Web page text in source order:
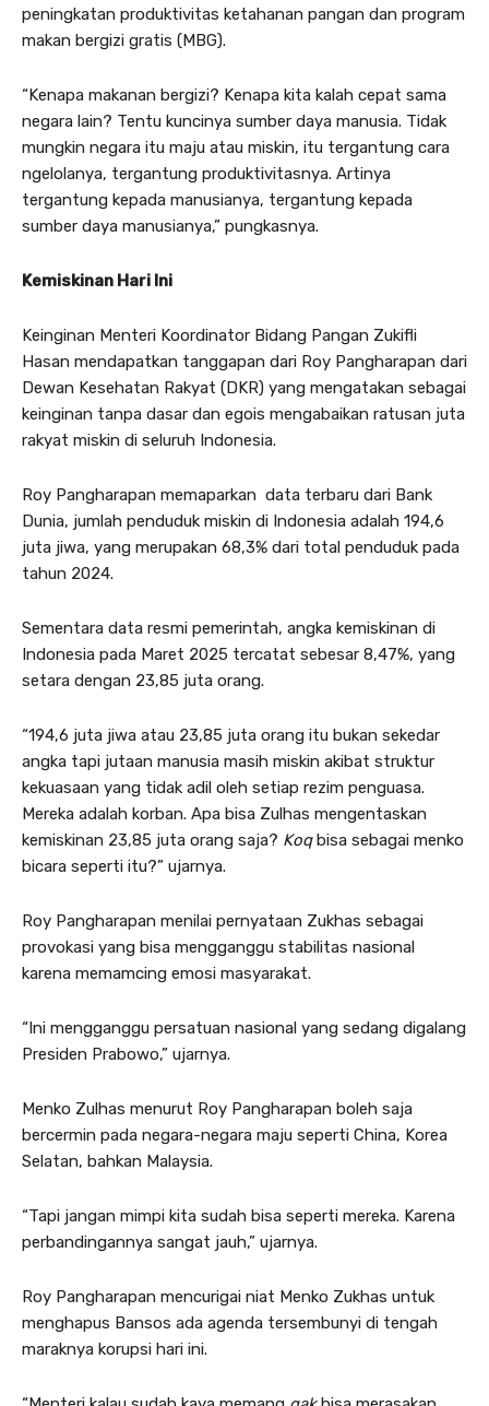
peningkatan produktivitas ketahanan pangan dan program
makan bergizi gratis (MBG).
“Kenapa makanan bergizi? Kenapa kita kalah cepat sama
negara lain? Tentu kuncinya sumber daya manusia. Tidak
mungkin negara itu maju atau miskin, itu tergantung cara
ngelolanya, tergantung produktivitasnya. Artinya
tergantung kepada manusianya, tergantung kepada
sumber daya manusianya,” pungkasnya.
Kemiskinan Hari Ini
Keinginan Menteri Koordinator Bidang Pangan Zukifli
Hasan mendapatkan tanggapan dari Roy Pangharapan dari
Dewan Kesehatan Rakyat (DKR) yang mengatakan sebagai
keinginan tanpa dasar dan egois mengabaikan ratusan juta
rakyat miskin di seluruh Indonesia.
Roy Pangharapan memaparkan data terbaru dari Bank
Dunia, jumlah penduduk miskin di Indonesia adalah 194,6
juta jiwa, yang merupakan 68,3% dari total penduduk pada
tahun 2024.
Sementara data resmi pemerintah, angka kemiskinan di
Indonesia pada Maret 2025 tercatat sebesar 8,47%, yang
setara dengan 23,85 juta orang.
“194,6 juta jiwa atau 23,85 juta orang itu bukan sekedar
angka tapi jutaan manusia masih miskin akibat struktur
kekuasaan yang tidak adil oleh setiap rezim penguasa.
Mereka adalah korban. Apa bisa Zulhas mengentaskan
kemiskinan 23,85 juta orang saja? Koqbisa sebagai menko
bicara seperti itu?” ujarnya.
Roy Pangharapan menilai pernyataan Zukhas sebagai
provokasi yang bisa mengganggu stabilitas nasional
karena memamcing emosi masyarakat.
“Ini mengganggu persatuan nasional yang sedang digalang
Presiden Prabowo,” ujarnya.
Menko Zulhas menurut Roy Pangharapan boleh saja
bercermin pada negara-negara maju seperti China, Korea
Selatan, bahkan Malaysia.
“Tapi jangan mimpi kita sudah bisa seperti mereka. Karena
perbandingannya sangat jauh,” ujarnya.
Roy Pangharapan mencurigai niat Menko Zukhas untuk
menghapus Bansos ada agenda tersembunyi di tengah
maraknya korupsi hari ini.